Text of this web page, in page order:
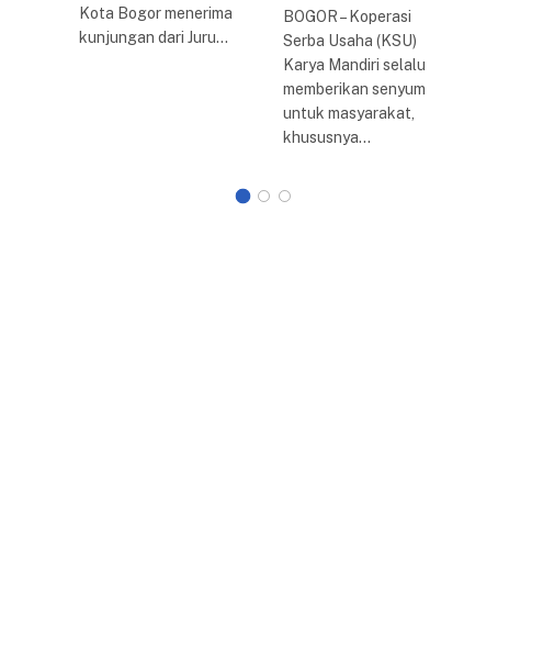
Kota Bogor menerima
kunjungan dari Juru…
BOGOR – Koperasi
Serba Usaha (KSU)
Karya Mandiri selalu
memberikan senyum
untuk masyarakat,
khususnya…